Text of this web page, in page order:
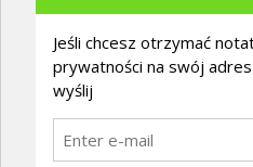
Jeśli chcesz otrzymać
prywatności na swój
wyślij